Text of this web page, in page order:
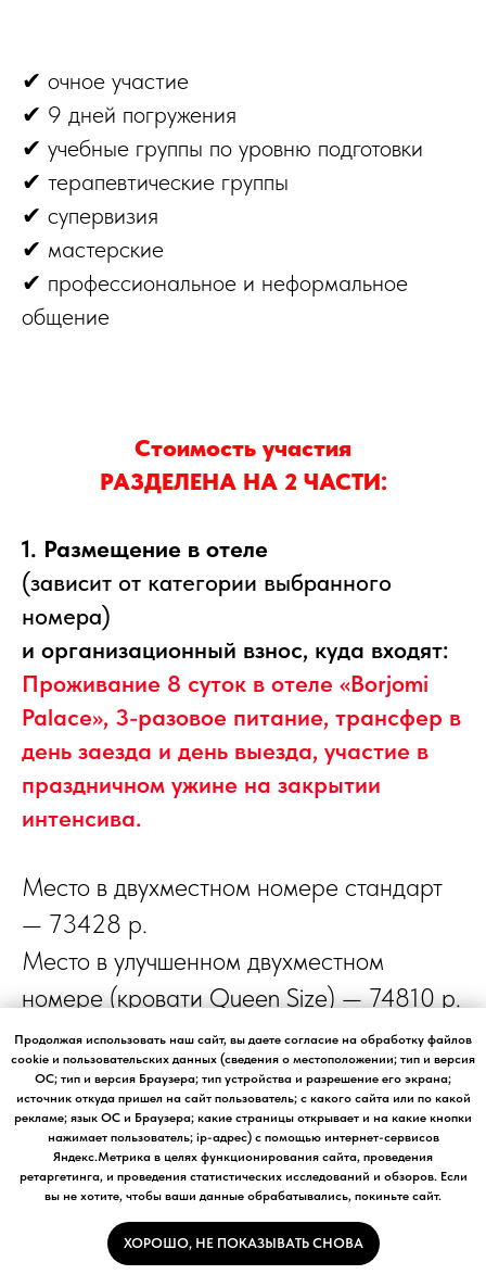
Продолжая использовать наш сайт, вы даете согласие на обработку файлов
cookie и пользовательских данных (сведения о местоположении; тип и версия
ОС; тип и версия Браузера; тип устройства и разрешение его экрана;
источник откуда пришел на сайт пользователь; с какого сайта или по какой
рекламе; язык ОС и Браузера; какие страницы открывает и на какие кнопки
нажимает пользователь; ip-адрес) с помощью интернет-сервисов
Яндекс.Метрика в целях функционирования сайта, проведения
ретаргетинга, и проведения статистических исследований и обзоров. Если
вы не хотите, чтобы ваши данные обрабатывались, покиньте сайт.
ХОРОШО, НЕ ПОКАЗЫВАТЬ СНОВА
✔ очное участие
✔ 9 дней погружения
✔ учебные группы по уровню подготовки
✔ терапевтические группы
✔ супервизия
✔ мастерские
✔ профессиональное и неформальное
общение
Стоимость участия
РАЗДЕЛЕНА НА 2 ЧАСТИ:
1. Размещение в отеле
(зависит от категории выбранного
номера)
и организационный взнос, куда входят:
Проживание 8 суток в отеле «Borjomi
Palace», 3-разовое питание, трансфер в
день заезда и день выезда, участие в
праздничном ужине на закрытии
интенсива.
Место в двухместном номере стандарт
— 73428 р.
Место в улучшенном двухместном
номере (кровати Queen Size) — 74810 р.
Размещение в одноместном номере —
94516 р.
2. Методологическая(образовательная)
часть интенсива: 30.000 р.
Оплату необходимо внести двумя